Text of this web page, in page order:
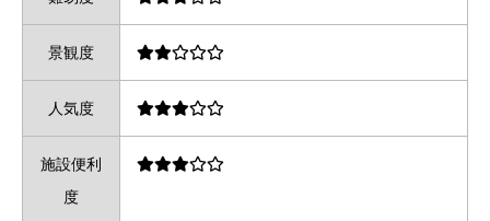
景観度
人気度
施設便利
度